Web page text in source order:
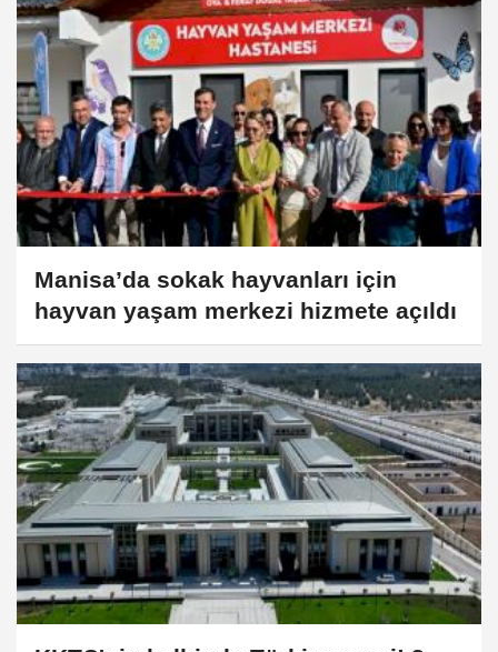
Manisa’da sokak hayvanları için
hayvan yaşam merkezi hizmete açıldı